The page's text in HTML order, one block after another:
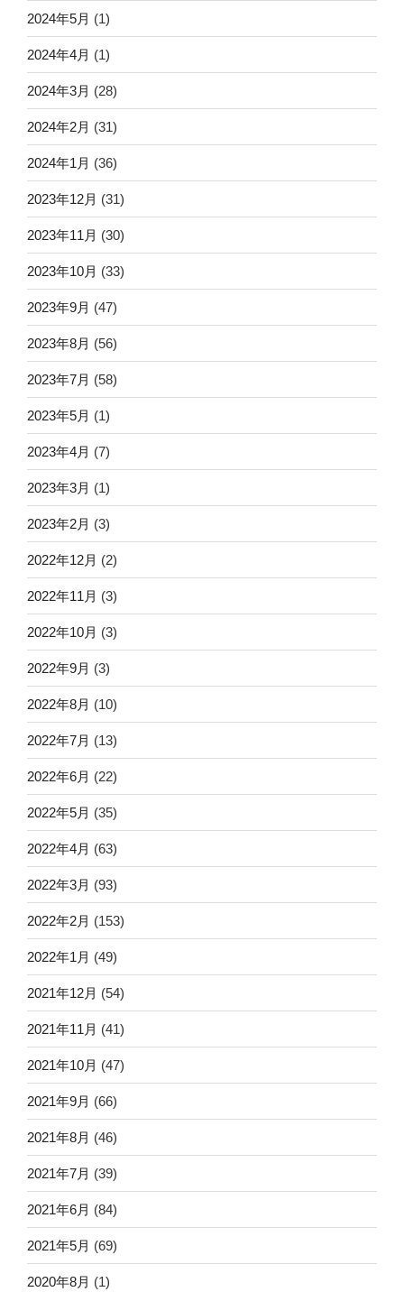
2024年5月 (1)
2024年4月 (1)
2024年3月 (28)
2024年2月 (31)
2024年1月 (36)
2023年12月 (31)
2023年11月 (30)
2023年10月 (33)
2023年9月 (47)
2023年8月 (56)
2023年7月 (58)
2023年5月 (1)
2023年4月 (7)
2023年3月 (1)
2023年2月 (3)
2022年12月 (2)
2022年11月 (3)
2022年10月 (3)
2022年9月 (3)
2022年8月 (10)
2022年7月 (13)
2022年6月 (22)
2022年5月 (35)
2022年4月 (63)
2022年3月 (93)
2022年2月 (153)
2022年1月 (49)
2021年12月 (54)
2021年11月 (41)
2021年10月 (47)
2021年9月 (66)
2021年8月 (46)
2021年7月 (39)
2021年6月 (84)
2021年5月 (69)
2020年8月 (1)